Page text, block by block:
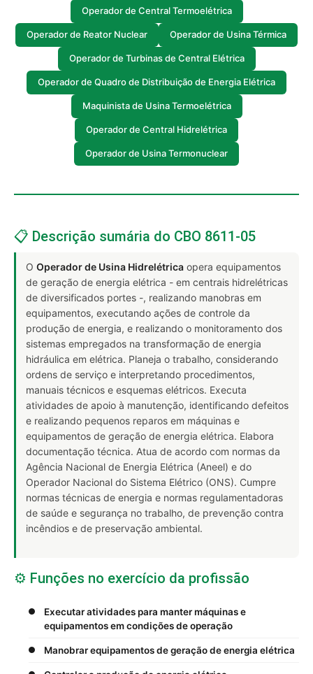
Operador de Central Termoelétrica
Operador de Reator Nuclear Operador de Usina Térmica
Operador de Turbinas de Central Elétrica
Operador de Quadro de Distribuição de Energia Elétrica
Maquinista de Usina Termoelétrica
Operador de Central Hidrelétrica
Operador de Usina Termonuclear
📋 Descrição sumária do CBO 8611-05
O Operador de Usina Hidrelétrica opera equipamentos
de geração de energia elétrica - em centrais hidrelétricas
de diversificados portes -, realizando manobras em
equipamentos, executando ações de controle da
produção de energia, e realizando o monitoramento dos
sistemas empregados na transformação de energia
hidráulica em elétrica. Planeja o trabalho, considerando
ordens de serviço e interpretando procedimentos,
manuais técnicos e esquemas elétricos. Executa
atividades de apoio à manutenção, identificando defeitos
e realizando pequenos reparos em máquinas e
equipamentos de geração de energia elétrica. Elabora
documentação técnica. Atua de acordo com normas da
Agência Nacional de Energia Elétrica (Aneel) e do
Operador Nacional do Sistema Elétrico (ONS). Cumpre
normas técnicas de energia e normas regulamentadoras
de saúde e segurança no trabalho, de prevenção contra
incêndios e de preservação ambiental.
⚙️ Funções no exercício da profissão
Executar atividades para manter máquinas e
equipamentos em condições de operação
Manobrar equipamentos de geração de energia elétrica